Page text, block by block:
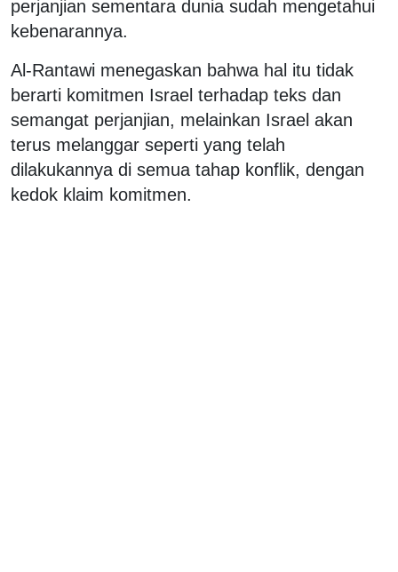
perjanjian sementara dunia sudah mengetahui
kebenarannya.
Al-Rantawi menegaskan bahwa hal itu tidak
berarti komitmen Israel terhadap teks dan
semangat perjanjian, melainkan Israel akan
terus melanggar seperti yang telah
dilakukannya di semua tahap konflik, dengan
kedok klaim komitmen.